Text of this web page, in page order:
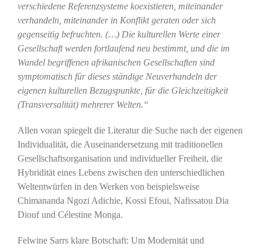
verschiedene Referenzsysteme koexistieren, miteinander
verhandeln, miteinander in Konflikt geraten oder sich
gegenseitig befruchten. (…) Die kulturellen Werte einer
Gesellschaft werden fortlaufend neu bestimmt, und die im
Wandel begriffenen afrikanischen Gesellschaften sind
symptomatisch für dieses ständige Neuverhandeln der
eigenen kulturellen Bezugspunkte, für die Gleichzeitigkeit
(Transversalität) mehrerer Welten.“
Allen voran spiegelt die Literatur die Suche nach der eigenen
Individualität, die Auseinandersetzung mit traditionellen
Gesellschaftsorganisation und individueller Freiheit, die
Hybridität eines Lebens zwischen den unterschiedlichen
Weltentwürfen in den Werken von beispielsweise
Chimananda Ngozi Adichie, Kossi Efoui, Nafissatou Dia
Diouf und Célestine Monga.
Felwine Sarrs klare Botschaft: Um Modernität und